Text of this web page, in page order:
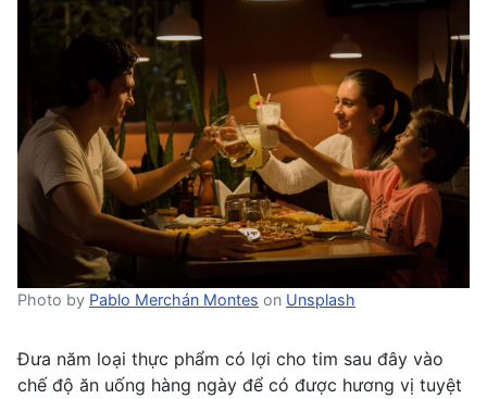
Photo by Pablo Merchán Montes on Unsplash
Đưa năm loại thực phẩm có lợi cho tim sau đây vào
chế độ ăn uống hàng ngày để có được hương vị tuyệt